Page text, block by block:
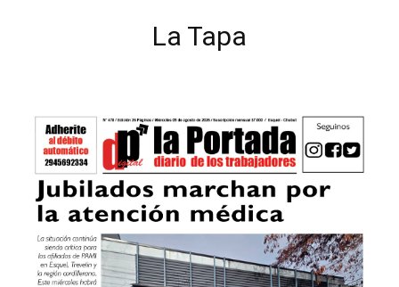
La Tapa